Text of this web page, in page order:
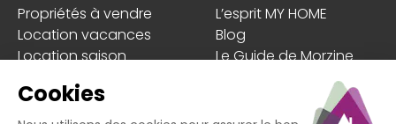
Propriétés à vendre
L’esprit MY HOME
Location vacances
Blog
Location saison
Le Guide de Morzine
Faire gérer mon bien